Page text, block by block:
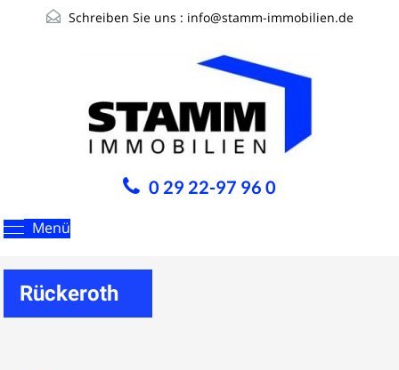
Schreiben Sie uns : info@stamm-immobilien.de
0 29 22-97 96 0
Menü
Rückeroth